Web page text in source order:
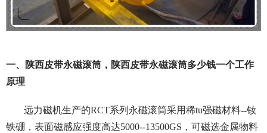
一、陕西皮带永磁滚筒，陕西皮带永磁滚筒多少钱一个工作
原理
远力磁机生产的RCT系列永磁滚筒采用稀tu强磁材料--钕
铁硼，表面磁感应强度高达5000--13500GS，可磁选金属物料